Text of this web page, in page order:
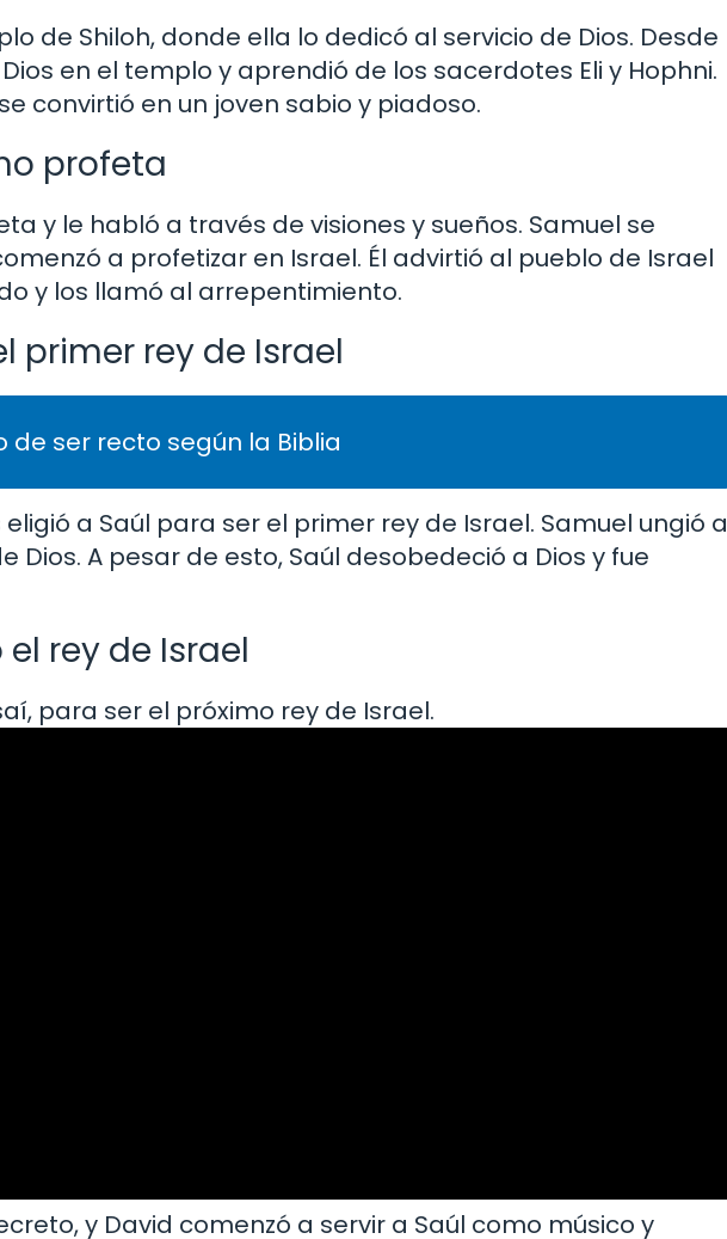
de Shiloh, donde ella lo dedicó al servicio de Dios. Desde
en el templo y aprendió de los sacerdotes Eli y Hophni.
convirtió en un joven sabio y piadoso.
profeta
y le habló a través de visiones y sueños. Samuel se
a profetizar en Israel. Él advirtió al pueblo de Israel
y los llamó al arrepentimiento.
primer rey de Israel
de ser recto según la Biblia
a Saúl para ser el primer rey de Israel. Samuel ungió a
Dios. A pesar de esto, Saúl desobedeció a Dios y fue
rey de Israel
para ser el próximo rey de Israel.
y David comenzó a servir a Saúl como músico y